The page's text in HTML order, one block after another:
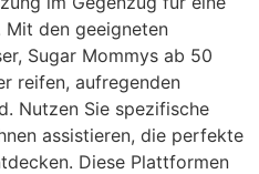
den geeigneten
Sugar Mommys ab 50
reifen, aufregenden
Nutzen Sie spezifische
assistieren, die perfekte
Diese Plattformen